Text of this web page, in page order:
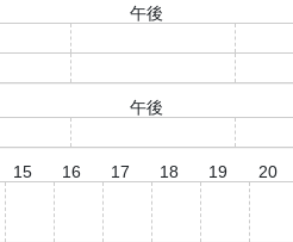
午後
午後
15 16 17 18 19 20